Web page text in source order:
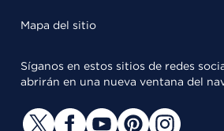
Mapa del sitio
Síganos en estos sitios de redes
abrirán en una nueva ventana del